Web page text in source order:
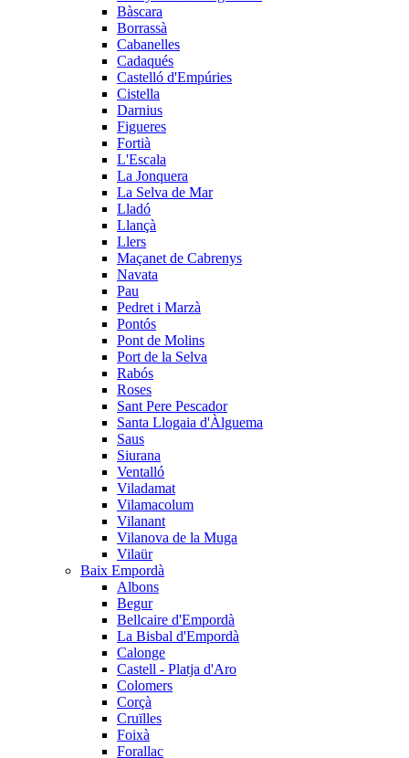
Bàscara
Borrassà
Cabanelles
Cadaqués
Castelló d'Empúries
Cistella
Darnius
Figueres
Fortià
L'Escala
La Jonquera
La Selva de Mar
Lladó
Llançà
Llers
Maçanet de Cabrenys
Navata
Pau
Pedret i Marzà
Pontós
Pont de Molins
Port de la Selva
Rabós
Roses
Sant Pere Pescador
Santa Llogaia d'Àlguema
Saus
Siurana
Ventalló
Viladamat
Vilamacolum
Vilanant
Vilanova de la Muga
Vilaür
Baix Empordà
Albons
Begur
Bellcaire d'Empordà
La Bisbal d'Empordà
Calonge
Castell - Platja d'Aro
Colomers
Corçà
Cruïlles
Foixà
Forallac